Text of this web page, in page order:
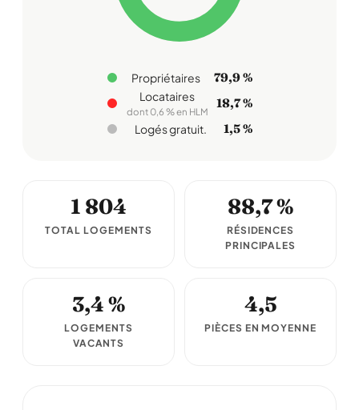
Propriétaires 79,9 %
Locataires
dont 0,6 % en HLM
18,7 %
Logés gratuit. 1,5 %
1 804
TOTAL LOGEMENTS
88,7 %
RÉSIDENCES
PRINCIPALES
3,4 %
LOGEMENTS
VACANTS
4,5
PIÈCES EN MOYENNE